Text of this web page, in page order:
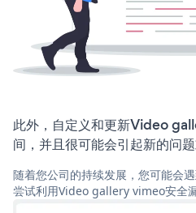
此外，自定义和更新Video
间，并且很可能会引起新的问题
随着您公司的持续发展，您可能会
尝试利用Video gallery vimeo安全漏